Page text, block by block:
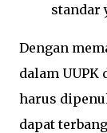
standar
Dengan
dalam UUPK
harus
dapat